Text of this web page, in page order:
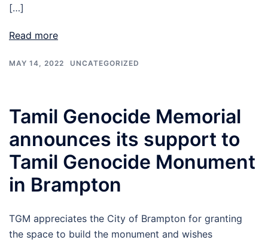
[…]
Read more
MAY 14, 2022 UNCATEGORIZED
Tamil Genocide Memorial
announces its support to
Tamil Genocide Monument
in Brampton
TGM appreciates the City of Brampton for granting
the space to build the monument and wishes